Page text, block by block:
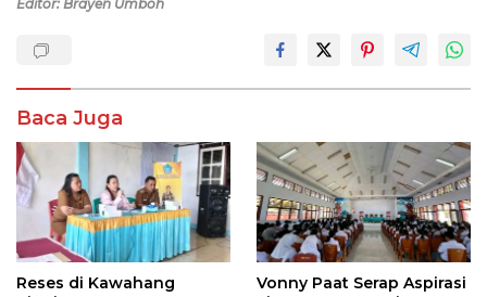
Editor: Brayen Umboh
Baca Juga
Reses di Kawahang
Vonny Paat Serap Aspirasi